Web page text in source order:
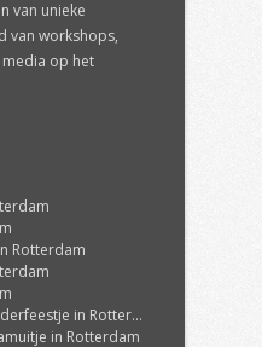
van unieke
van workshops,
media op het
Rotterdam
in Rotterdam
in Rotterdam